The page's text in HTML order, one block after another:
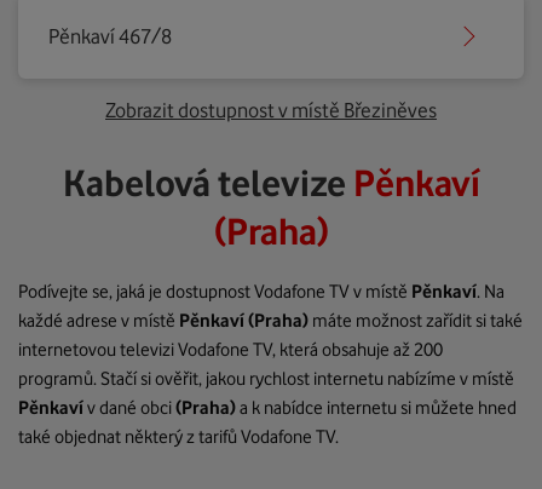
Pěnkaví 467/8
Zobrazit dostupnost v místě Březiněves
Kabelová televize Pěnkaví
(Praha)
Podívejte se, jaká je dostupnost Vodafone TV v místě Pěnkaví. Na
každé adrese v místě Pěnkaví(Praha) máte možnost zařídit si také
internetovou televizi Vodafone TV, která obsahuje až 200
programů. Stačí si ověřit, jakou rychlost internetu nabízíme v místě
Pěnkavív dané obci(Praha)a k nabídce internetu si můžete hned
také objednat některý z tarifů Vodafone TV.